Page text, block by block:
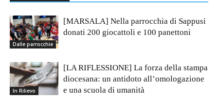
Dalle parrocchie
[MARSALA] Nella parrocchia di Sappusi
donati 200 giocattoli e 100 panettoni
In Rilievo
[LA RIFLESSIONE] La forza della stampa
diocesana: un antidoto all’omologazione
e una scuola di umanità